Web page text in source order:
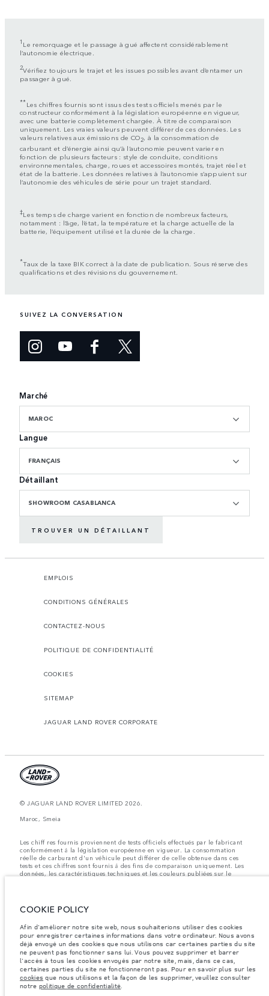
1 Le remorquage et le passage à gué affectent considérablement
l’autonomie électrique.
2Vérifiez toujours le trajet et les issues possibles avant d’entamer un
passager à gué.
**Les chiffres fournis sont issus des tests officiels menés par le
constructeur conformément à la législation européenne en vigueur,
avec une batterie complètement chargée. À titre de comparaison
uniquement. Les vraies valeurs peuvent différer de ces données. Les
valeurs relatives aux émissions de CO2, à la consommation de
carburant et d’énergie ainsi qu’à l’autonomie peuvent varier en
fonction de plusieurs facteurs : style de conduite, conditions
environnementales, charge, roues et accessoires montés, trajet réel et
état de la batterie. Les données relatives à l’autonomie s’appuient sur
l’autonomie des véhicules de série pour un trajet standard.
‡Les temps de charge varient en fonction de nombreux facteurs,
notamment : l’âge, l’état, la température et la charge actuelle de la
batterie, l’équipement utilisé et la durée de la charge.
*Taux de la taxe BIK correct à la date de publication. Sous réserve des
qualifications et des révisions du gouvernement.
SUIVEZ LA CONVERSATION
Marché
MAROC
Langue
FRANÇAIS
Détaillant
SHOWROOM CASABLANCA
TROUVER UN DÉTAILLANT
EMPLOIS
CONDITIONS GÉNÉRALES
CONTACTEZ-NOUS
POLITIQUE DE CONFIDENTIALITÉ
COOKIES
SITEMAP
JAGUAR LAND ROVER CORPORATE
© JAGUAR LAND ROVER LIMITED 2026.
Maroc, Smeia
Les chiff res fournis proviennent de tests officiels effectués par le fabricant
conformément å la législation européenne en vigueur. La consommation
réelle de carburant d'un véhicule peut différer de celle obtenue dans ces
tests et ces chiffres sont fournis å des fins de comparaison uniquement. Les
données, les caractéristiques techniques et les couleurs publiées sur le
Les poids indiqués correspondent à des spécifications de véhicule standard.
affecteront la charge utile. Assurez-vous que le poids total en charge du
véhicule, les charges maximales par essieu et la charge utile ne sont pas
dépassés lorsque vous chargez des accessoires, des occupants, des liquides
et des carburants.
Remarque importante sur les images et les spécifications.La pénurie
mondiale de semi-conducteurs affecte actuellement les spécifications de
construction des véhicules, la disponibilité des options et les délais de
construction. Cette situation s’avère très fluctuante, et par conséquent, les
COOKIE POLICY
Afin d'améliorer notre site web, nous souhaiterions utiliser des cookies
pour enregistrer certaines informations dans votre ordinateur. Nous avons
déjà envoyé un des cookies que nous utilisons car certaines parties du site
ne peuvent pas fonctionner sans lui. Vous pouvez supprimer et barrer
l'accès à tous les cookies envoyés par notre site, mais, dans ce cas,
certaines parties du site ne fonctionneront pas. Pour en savoir plus sur les
cookies que nous utilisons et la façon de les supprimer, veuillez consulter
notre politique de confidentialité.